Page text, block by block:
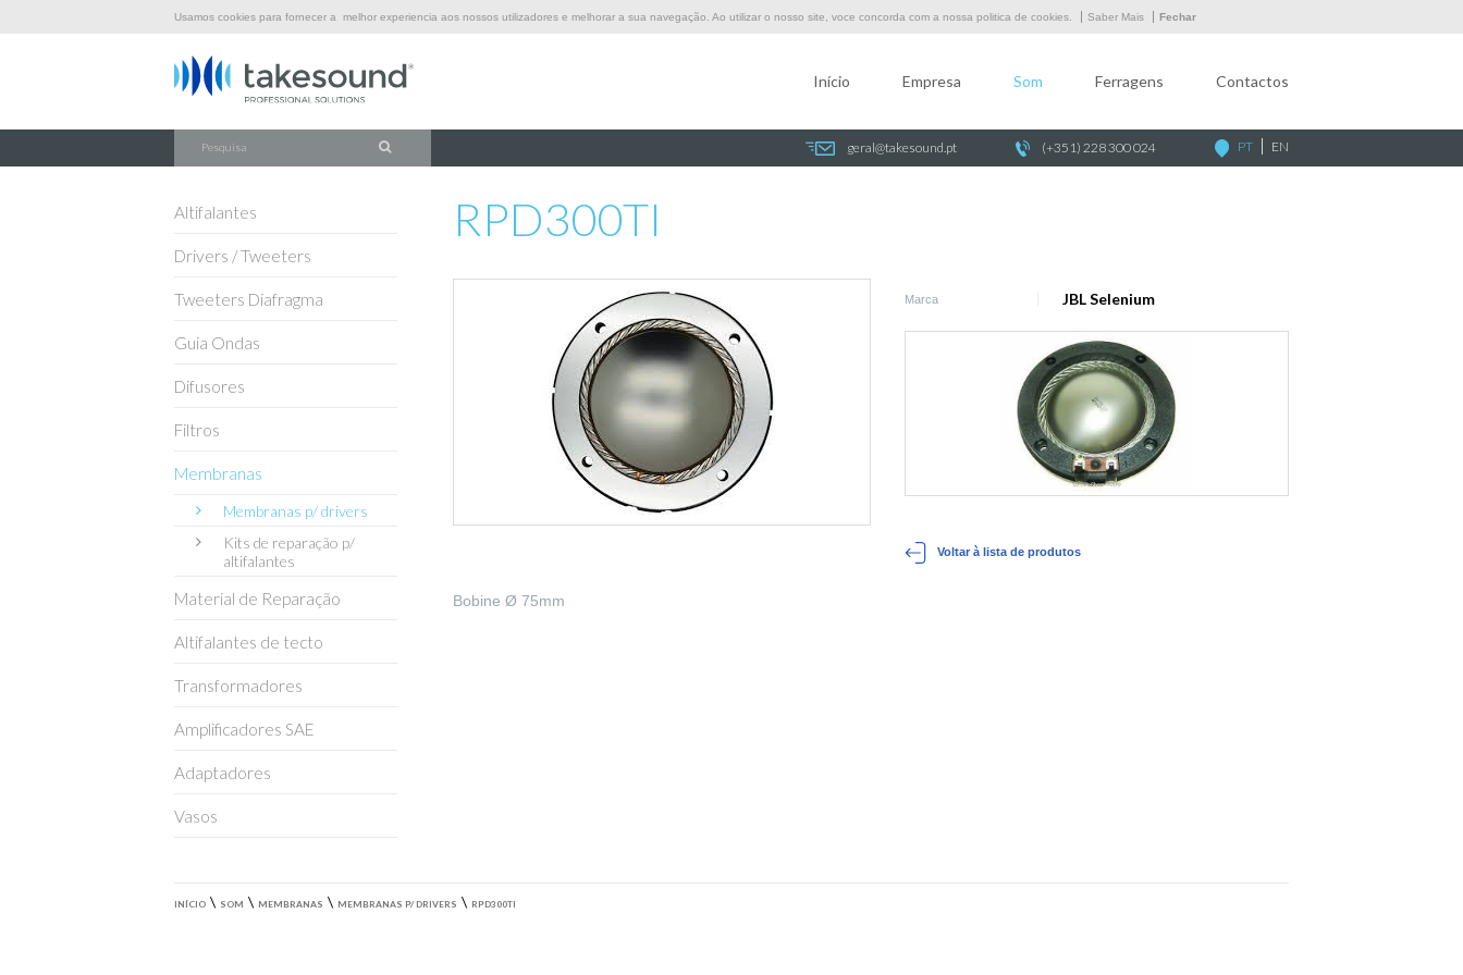
Usamos cookies para fornecer a melhor experiencia aos nossos utilizadores e melhorar a sua navegação. Ao utilizar o nosso site, voce concorda com a nossa politica de cookies. Saber Mais Fechar
Contactos
Início Empresa Som Ferragens Contactos
geral@takesound.pt (+351) 228 300 024 PT EN
INÍCIO \ SOM MEMBRANAS P/ DRIVERS
RPD300TI
Marca JBL Selenium
Voltar à lista de produtos
Bobine Ø 75mm
Altifalantes
Drivers / Tweeters
Tweeters Diafragma
Guia Ondas
Difusores
Filtros
Membranas
Membranas p/ drivers
Kits de reparação p/
altifalantes
Material de Reparação
Altifalantes de tecto
Transformadores
Amplificadores SAE
Adaptadores
Vasos
INÍCIO \ SOM \ MEMBRANAS \ MEMBRANAS P/ DRIVERS \ RPD300TI